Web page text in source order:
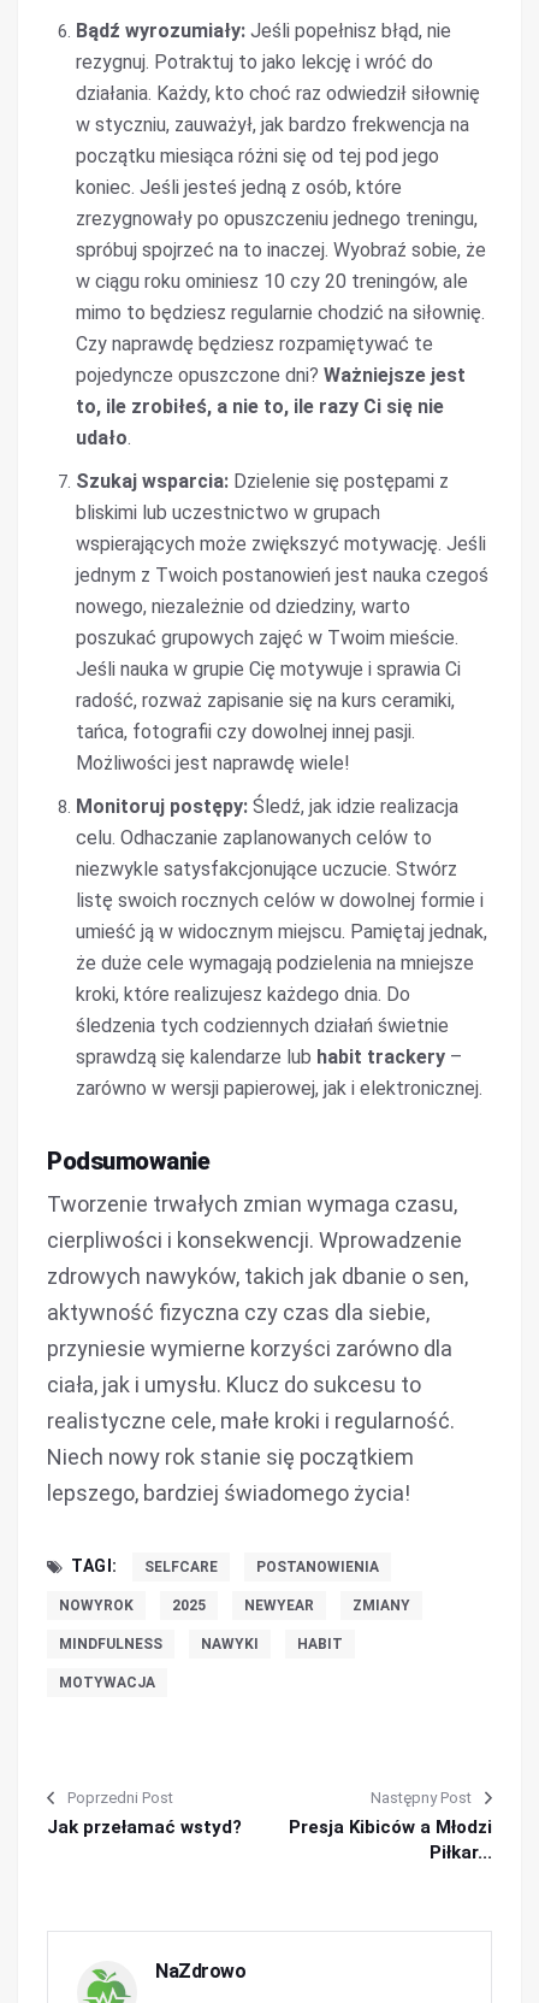
Bądź wyrozumiały: Jeśli popełnisz błąd, nie
rezygnuj. Potraktuj to jako lekcję i wróć do
działania. Każdy, kto choć raz odwiedził siłownię
w styczniu, zauważył, jak bardzo frekwencja na
początku miesiąca różni się od tej pod jego
koniec. Jeśli jesteś jedną z osób, które
zrezygnowały po opuszczeniu jednego treningu,
spróbuj spojrzeć na to inaczej. Wyobraź sobie, że
w ciągu roku ominiesz 10 czy 20 treningów, ale
mimo to będziesz regularnie chodzić na siłownię.
Czy naprawdę będziesz rozpamiętywać te
pojedyncze opuszczone dni? Ważniejsze jest
to, ile zrobiłeś, a nie to, ile razy Ci się nie
udało.
Szukaj wsparcia: Dzielenie się postępami z
bliskimi lub uczestnictwo w grupach
wspierających może zwiększyć motywację. Jeśli
jednym z Twoich postanowień jest nauka czegoś
nowego, niezależnie od dziedziny, warto
poszukać grupowych zajęć w Twoim mieście.
Jeśli nauka w grupie Cię motywuje i sprawia Ci
radość, rozważ zapisanie się na kurs ceramiki,
tańca, fotografii czy dowolnej innej pasji.
Możliwości jest naprawdę wiele!
Monitoruj postępy: Śledź, jak idzie realizacja
celu. Odhaczanie zaplanowanych celów to
niezwykle satysfakcjonujące uczucie. Stwórz
listę swoich rocznych celów w dowolnej formie i
umieść ją w widocznym miejscu. Pamiętaj jednak,
że duże cele wymagają podzielenia na mniejsze
kroki, które realizujesz każdego dnia. Do
śledzenia tych codziennych działań świetnie
sprawdzą się kalendarze lub habit trackery –
zarówno w wersji papierowej, jak i elektronicznej.
Podsumowanie
Tworzenie trwałych zmian wymaga czasu,
cierpliwości i konsekwencji. Wprowadzenie
zdrowych nawyków, takich jak dbanie o sen,
aktywność fizyczna czy czas dla siebie,
przyniesie wymierne korzyści zarówno dla
ciała, jak i umysłu. Klucz do sukcesu to
realistyczne cele, małe kroki i regularność.
Niech nowy rok stanie się początkiem
lepszego, bardziej świadomego życia!
TAGI: SELFCARE POSTANOWIENIA
NOWYROK 2025 NEWYEAR ZMIANY
MINDFULNESS NAWYKI HABIT
MOTYWACJA
Poprzedni Post
Jak przełamać wstyd?
Następny Post
Presja Kibiców a Młodzi
Piłkar...
NaZdrowo